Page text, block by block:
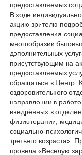
предоставляемых
В ходе
акцию зрителю
предоставления
многообразии
дополнительных
присутствующим на
предоставляемых
обращаться в Центр.
оздоровительного
направлении в
внедрённых в
физиотерапии,
социально-
третьего возраста».
провела «Веселую